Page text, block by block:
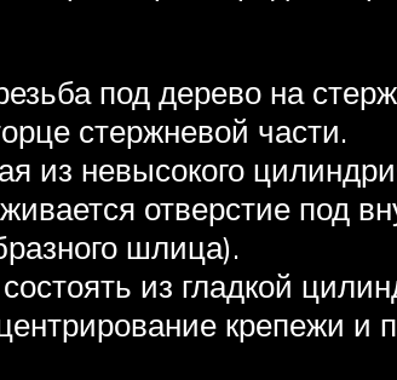
под дерево на
стержневой части.
из невысокого
отверстие под
шлица).
из гладкой
крепежи